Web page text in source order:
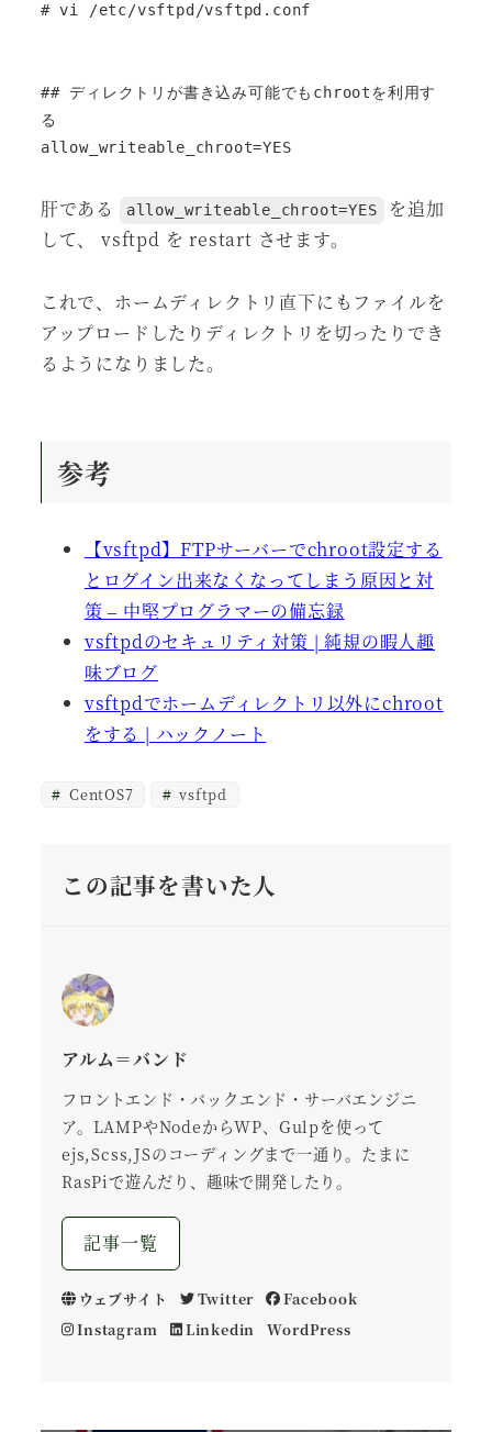
# vi /etc/vsftpd/vsftpd.conf
## ディレクトリが書き込み可能でもchrootを利用す
る
allow_writeable_chroot=YES
肝である allow_writeable_chroot=YES
を追加
して、 vsftpd を restart させます。
これで、ホームディレクトリ直下にもファイルを
アップロードしたりディレクトリを切ったりでき
るようになりました。
参考
【vsftpd】FTPサーバーでchroot設定する
とログイン出来なくなってしまう原因と対
策 – 中堅プログラマーの備忘録
vsftpdのセキュリティ対策 | 純規の暇人趣
味ブログ
vsftpdでホームディレクトリ以外にchroot
をする | ハックノート
CentOS7 vsftpd
この記事を書いた人
アルム＝バンド
フロントエンド・バックエンド・サーバエンジニ
ア。LAMPやNodeからWP、Gulpを使って
ejs,Scss,JSのコーディングまで一通り。たまに
RasPiで遊んだり、趣味で開発したり。
記事一覧
ウェブサイト Twitter
Facebook
Instagram
Linkedin WordPress